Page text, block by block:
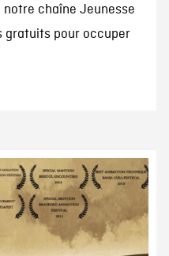
chaîne Jeunesse
gratuits pour occuper